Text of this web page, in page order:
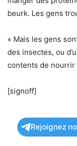
beurk. Les gens
« Mais les gens
des insectes, ou
contents de nourrir
[signoff]
Rejoignez